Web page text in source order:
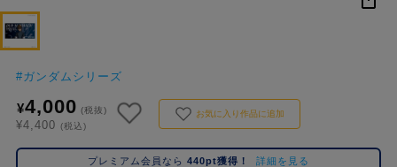
コ
# ガンダムシリーズ
¥4,000 (税抜)
¥4,400 (税込)
お気に入り作品に追加
プレミアム会員なら 440pt獲得！ 詳細を見る